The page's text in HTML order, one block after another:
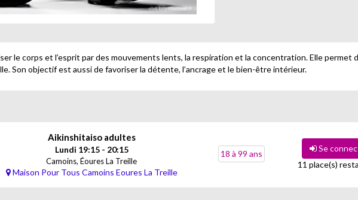
le corps et l’esprit par des mouvements lents, la respiration et la concentration. Elle permet
Son objectif est aussi de favoriser la détente, l’ancrage et le bien-être intérieur.
Aikinshitaiso adultes
Lundi 19:15 - 20:15
Camoins, Éoures La Treille
Maison Pour Tous Camoins Eoures La Treille
18 à 99 ans
Se
11 place(s)